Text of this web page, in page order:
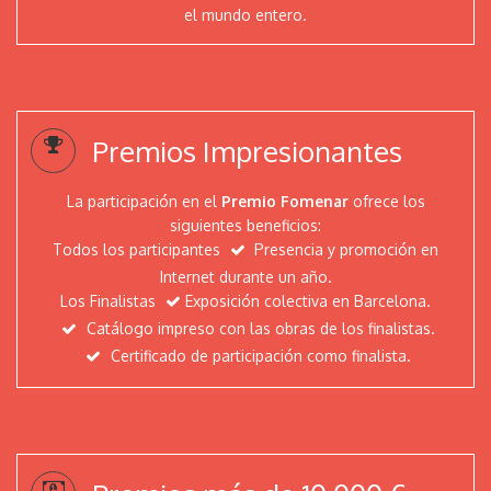
Fomenar
Evgeniya Erokhina
Evelyne Frostl - artevefact
Eugenia Shchukina
Dzmitryi Kashtalyan
Dmitri Matkovsky
Ciro Di Fiore - Daniel
Christopher Ruane
Anneliese Di Vora
el mundo entero.
Premios Impresionantes
La participación en el Premio Fomenarofrece los
siguientes beneficios:
Todos los participantes
Presencia y promoción en
Internet durante un año.
Los Finalistas
Exposición colectiva en Barcelona.
Catálogo impreso con las obras de los finalistas.
Certificado de participación como finalista.